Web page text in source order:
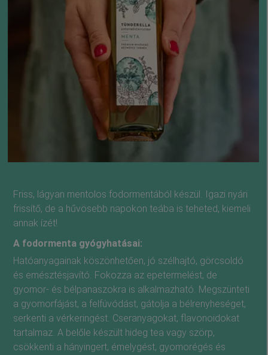
Friss, lágyan mentolos fodormentából készül. Igazi nyári
frissítő, de a hűvösebb napokon teába is teheted, kiemeli
annak ízét!
A fodormenta gyógyhatásai:
Hatóanyagainak köszönhetően, jó szélhajtó, görcsoldó
és emésztésjavító. Fokozza az epetermelést, de
gyomor- és bélpanaszokra is alkalmazható. Megszünteti
a gyomorfájást, a felfúvódást, gátolja a bélrenyheséget,
serkenti a vérkeringést. Cseranyagokat, flavonoidokat
tartalmaz. A belőle készült hideg tea vagy szörp,
csökkenti a hányingert, émelygést, gyomorégés és